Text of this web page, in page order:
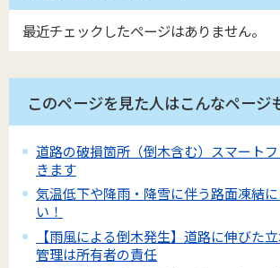
最近チェックしたページはありません。
このページを見た人はこんなページ
道路の破損箇所（倒木含む）スマート
きます
気温低下や降雨・降雪に伴う路面凍結
い！
【雨風による倒木発生】道路に伸びた
管理は所有者の責任